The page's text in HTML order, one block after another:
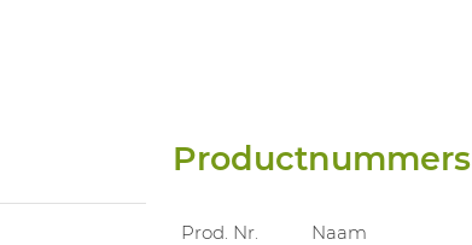
Productnummers
Prod. Nr. Naam